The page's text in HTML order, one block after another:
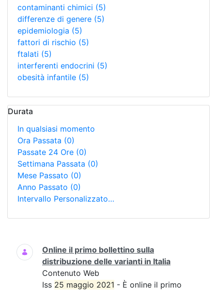
contaminanti chimici (5)
differenze di genere (5)
epidemiologia (5)
fattori di rischio (5)
ftalati (5)
interferenti endocrini (5)
obesità infantile (5)
Durata
In qualsiasi momento
Ora Passata (0)
Passate 24 Ore (0)
Settimana Passata (0)
Mese Passato (0)
Anno Passato (0)
Intervallo Personalizzato…
Ricerca
Online il primo bollettino sulla
distribuzione delle varianti in Italia
Contenuto Web
Iss 25 maggio 2021 - È online il primo